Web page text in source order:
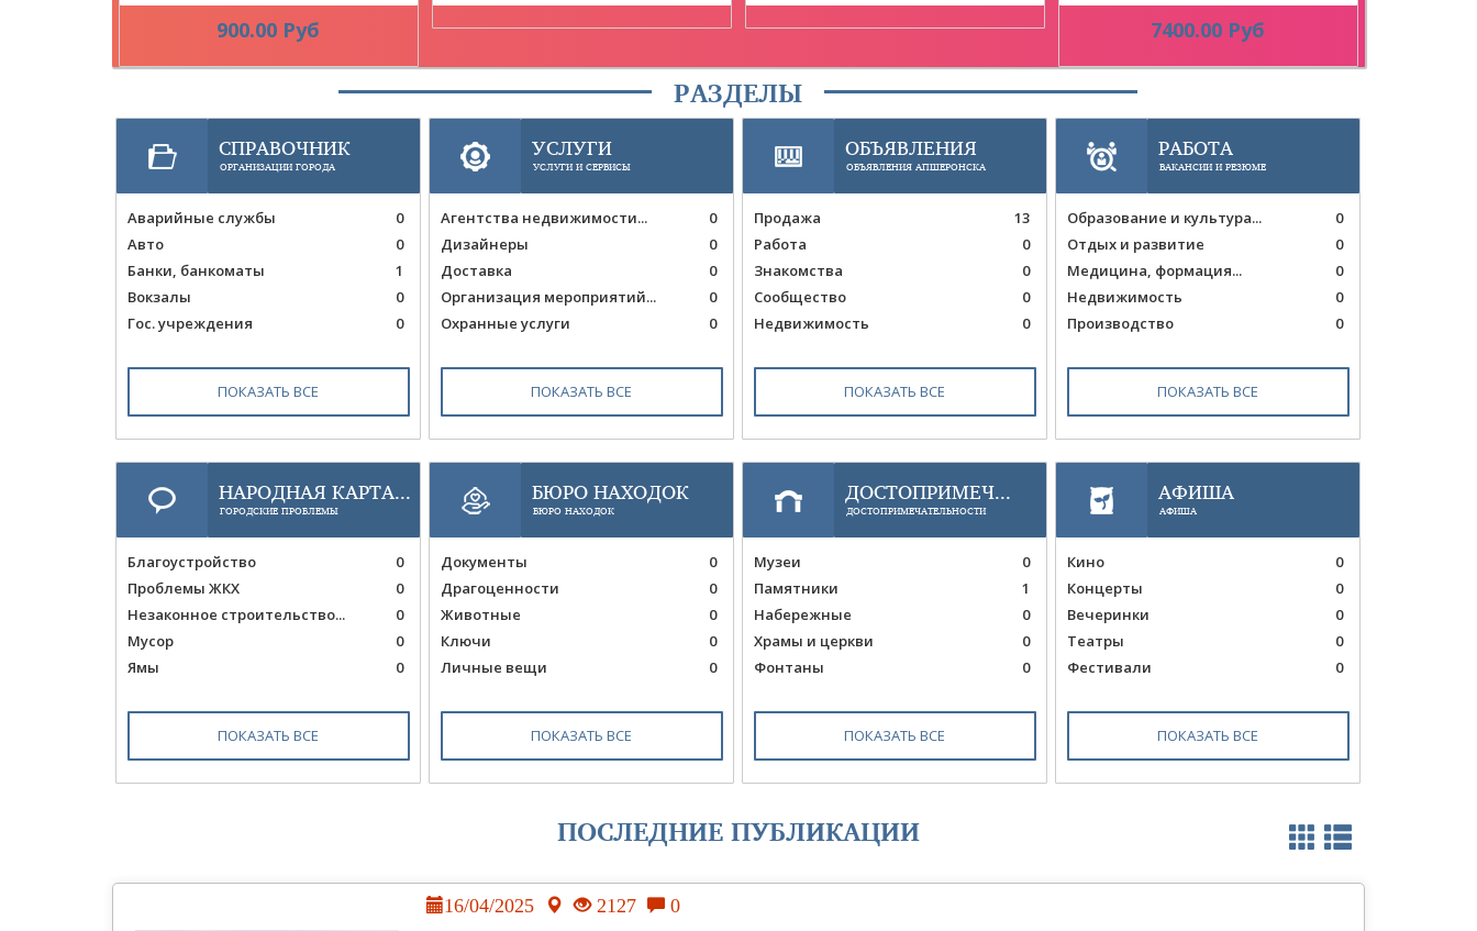
900.00 Руб
7400.00 Руб
РАЗДЕЛЫ
СПРАВОЧНИК
ОРГАНИЗАЦИИ ГОРОДА
Аварийные службы
0
Авто
0
Банки, банкоматы
1
Вокзалы
0
Гос. учреждения
0
ПОКАЗАТЬ ВСЕ
УСЛУГИ
УСЛУГИ И СЕРВИСЫ
Агентства недвижимости...
0
Дизайнеры
0
Доставка
0
Организация мероприятий...
0
Охранные услуги
0
ПОКАЗАТЬ ВСЕ
ОБЪЯВЛЕНИЯ
ОБЪЯВЛЕНИЯ АПШЕРОНСКА
Продажа
13
Работа
0
Знакомства
0
Сообщество
0
Недвижимость
0
ПОКАЗАТЬ ВСЕ
РАБОТА
ВАКАНСИИ И РЕЗЮМЕ
Образование и культура...
0
Отдых и развитие
0
Медицина, формация...
0
Недвижимость
0
Производство
0
ПОКАЗАТЬ ВСЕ
НАРОДНАЯ КАРТА...
ГОРОДСКИЕ ПРОБЛЕМЫ
Благоустройство
0
Проблемы ЖКХ
0
Незаконное строительство...
0
Мусор
0
Ямы
0
ПОКАЗАТЬ ВСЕ
БЮРО НАХОДОК
БЮРО НАХОДОК
Документы
0
Драгоценности
0
Животные
0
Ключи
0
Личные вещи
0
ПОКАЗАТЬ ВСЕ
ДОСТОПРИМЕЧ...
ДОСТОПРИМЕЧАТЕЛЬНОСТИ
Музеи
0
Памятники
1
Набережные
0
Храмы и церкви
0
Фонтаны
0
ПОКАЗАТЬ ВСЕ
АФИША
АФИША
Кино
0
Концерты
0
Вечеринки
0
Театры
0
Фестивали
0
ПОКАЗАТЬ ВСЕ
ПОСЛЕДНИЕ ПУБЛИКАЦИИ
16/04/2025 2127 0